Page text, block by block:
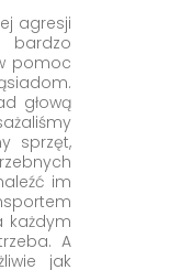
agresji
pomoc
głową
sprzęt,
im
każdym
A
jak